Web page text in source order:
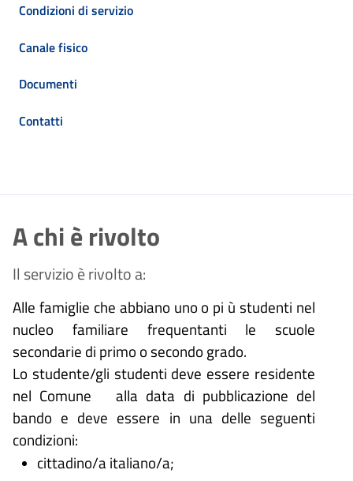
Condizioni di servizio
Canale fisico
Documenti
Contatti
A chi è rivolto
Il servizio è rivolto a:
Alle famiglie che abbiano uno o pi ù studenti nel
nucleo familiare frequentanti le scuole
secondarie di primo o secondo grado.
Lo studente/gli studenti deve essere residente
nel Comune alla data di pubblicazione del
bando e deve essere in una delle seguenti
condizioni:
cittadino/a italiano/a;